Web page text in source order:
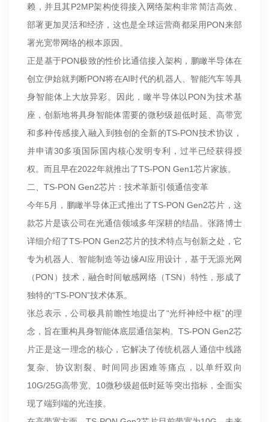
赖，并且其P2MP架构使得接入网络架构非常简洁高效、
部署更加灵活和经济，这也是全球运营商都采用PON来部
署光宽带网络的根本原因。
正是基于PON极致的性价比通信接入架构，鹏瞰半导体在
创立伊始就判断PON将在AI时代的机器人、智能汽车等具
身智能体上大放异彩。因此，瞰半导体以PON为技术基
座，创新地将具身智能体需要的微秒级超低时延、高带宽
和多种传感接入融入到独创的全新的TS-PON技术协议，
并申请30多项国际国内核心发明专利，过半已经获得授
权。而且早在2022年就推出了TS-PON Gen1芯片家族。
二、TS-PON Gen2芯片：技术革新引领通信变革
今年5月，鹏瞰半导体正式推出了TS-PON Gen2芯片，这
款芯片是该公司在光通信领域多年深耕的结晶。张路博士
详细介绍了TS-PON Gen2芯片的技术特点与创新之处，它
专为机器人、智能制造等边缘AI应用设计，基于无源光网
（PON）技术，融合时间敏感网络（TSN）特性，形成了
独特的“TS-PON”技术体系。
张总表示，公司极具前瞻性地提出了“光纤神经中枢”的理
念，旨在重构具身智能体底层通信架构。TS-PON Gen2芯
片正是这一理念的核心，它解决了传统机器人通信中线路
复杂、协议割裂、时间同步困难等痛点，以单纤双向
10G/25G高带宽、10微秒级超低时延等突出指标，全面实
现了端到端的光连接。